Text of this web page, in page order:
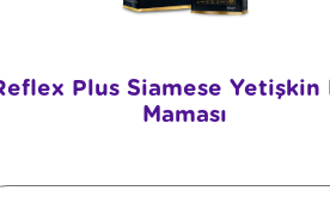
Plus Siamese Yetişkin
Maması